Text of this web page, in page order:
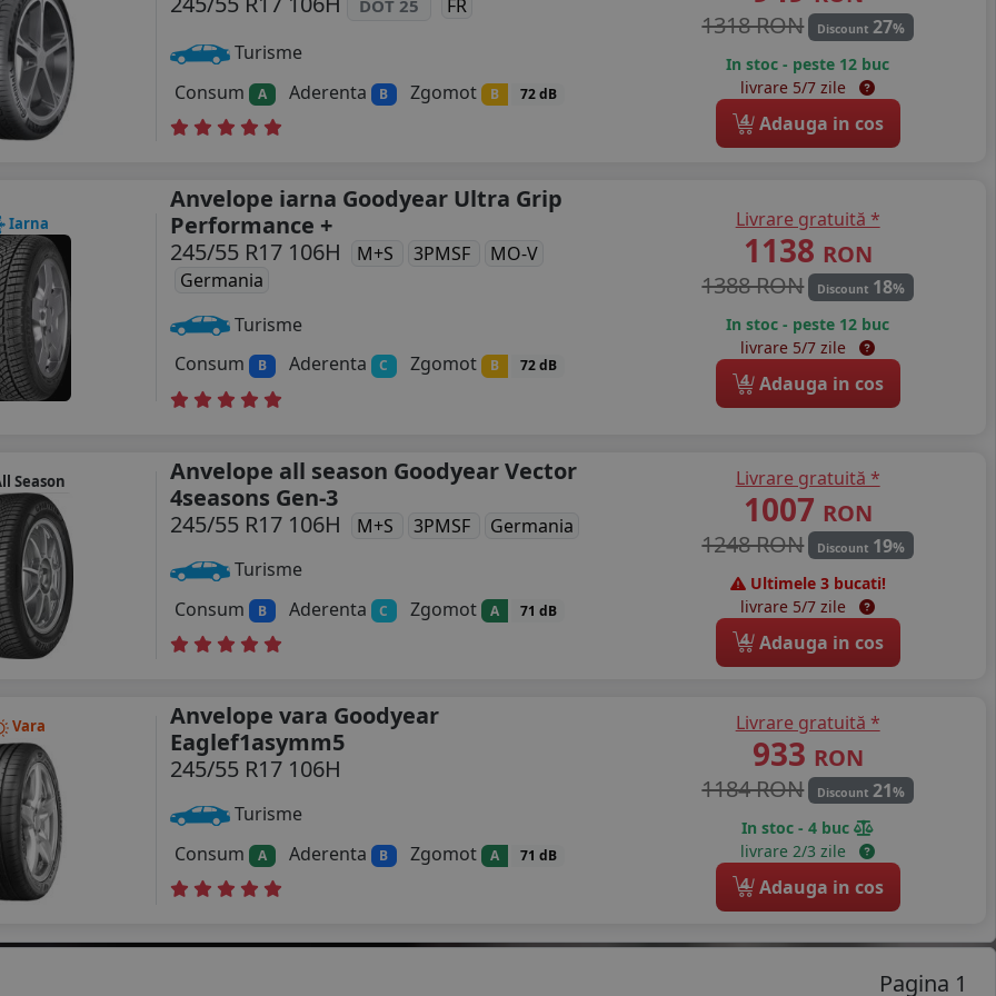
DOT 25
FR
Turisme
Consum
A Aderenta B Zgomot B 72 dB
1318 RON
Discount27%
In stoc - peste 12 buc
livrare 5/7 zile
4 Adauga in cos
Iarna
Anvelope iarna Goodyear Ultra Grip
Performance +
245/55 R17 106H
M+S 3PMSF
MO-V
Germania
Turisme
Consum
B Aderenta C Zgomot B 72 dB
Livrare gratuită *
1138 RON
1388 RON
Discount 18%
In stoc - peste 12 buc
livrare 5/7 zile
4 Adauga in cos
Season
Anvelope all season Goodyear Vector
4seasons Gen-3
245/55 R17 106H
M+S 3PMSF
Germania
Turisme
Consum
B Aderenta C Zgomot A 71 dB
Livrare gratuită *
1007 RON
1248 RON
Discount 19%
Ultimele 3 bucati!
livrare 5/7 zile
4 Adauga in cos
Vara
Anvelope vara Goodyear
Eaglef1asymm5
245/55 R17 106H
Turisme
Consum
A Aderenta B Zgomot A 71 dB
Livrare gratuită *
933 RON
1184 RON
Discount 21%
In stoc - 4 buc
livrare 2/3 zile
4 Adauga in cos
Pagina 1